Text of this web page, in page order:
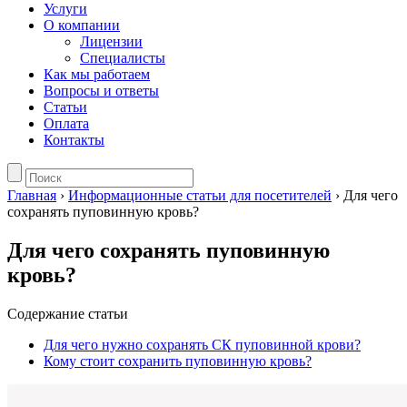
Услуги
О компании
Лицензии
Специалисты
Как мы работаем
Вопросы и ответы
Статьи
Оплата
Контакты
Главная › Информационные статьи для посетителей › Для чего
сохранять пуповинную кровь?
Для чего сохранять пуповинную
кровь?
Содержание статьи
Для чего нужно сохранять СК пуповинной крови?
Кому стоит сохранить пуповинную кровь?